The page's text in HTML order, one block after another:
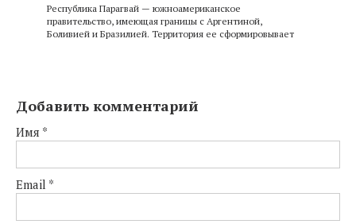
Республика Парагвай — южноамериканское
правительство, имеющая границы с Аргентиной,
Боливией и Бразилией. Территория ее сформировывает
Добавить комментарий
Имя *
Email *